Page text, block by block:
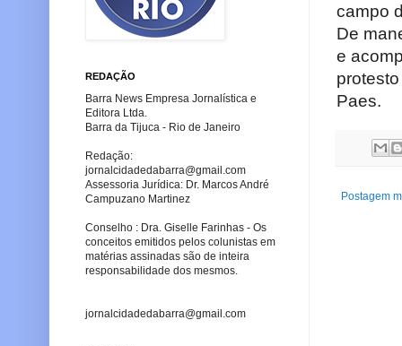
campo
De
e
Paes.
Postagem
REDAÇÃO
Barra News Empresa Jornalística e
Editora Ltda.
Barra da Tijuca - Rio de Janeiro
Redação:
jornalcidadedabarra@gmail.com
Assessoria Jurídica: Dr. Marcos André
Campuzano Martinez
Conselho : Dra. Giselle Farinhas - Os
conceitos emitidos pelos colunistas em
matérias assinadas são de inteira
responsabilidade dos mesmos.
jornalcidadedabarra@gmail.com